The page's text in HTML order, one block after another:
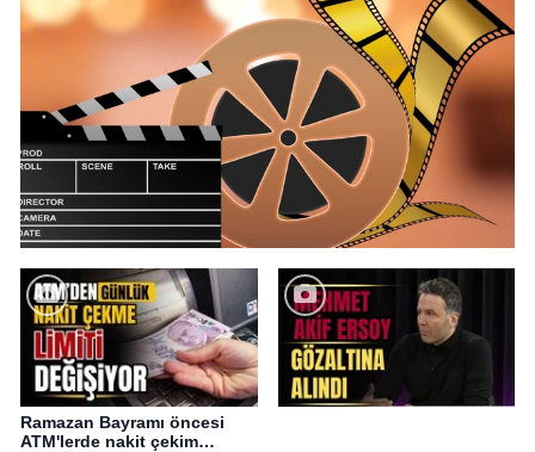
Ramazan Bayramı öncesi
ATM'lerde nakit çekim